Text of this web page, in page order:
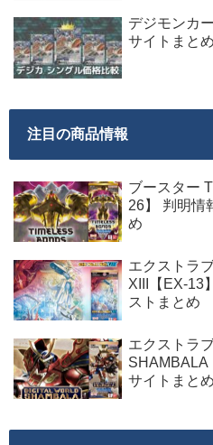
デジモンカ
サイトまとめ
注目の商品情報
ブースター
26】 判明情
め
エクストラ
XIII【EX-13
ストまとめ
エクストラ
SHAMBALA
サイトまとめ